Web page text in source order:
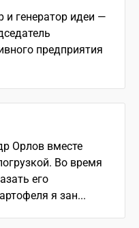
и генератор идеи —
предприятия
Орлов вместе
Во время
его
я зан...